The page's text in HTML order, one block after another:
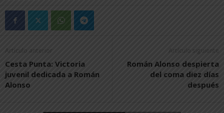
Artículo anterior
Cesta Punta: Victoria
juvenil dedicada a Román
Alonso
Artículo siguiente
Román Alonso despierta
del coma diez días
después